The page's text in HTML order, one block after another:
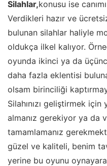
Silahlar,konusu ise
Verdikleri hazır ve
bulunan silahlar haliyle
oldukça ilkel kalıyor.
oyunda ikinci ya da
daha fazla eklentisi
olsam birinciliği
Silahınızı geliştirmek
almanız gerekiyor ya da
tamamlamanız
güzel ve kaliteli, benim
yerine bu oyunu